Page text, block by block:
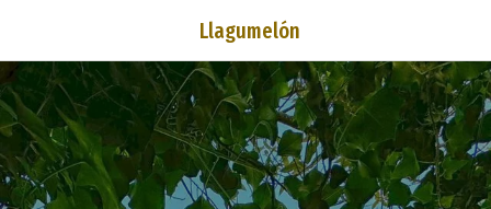
Llagumelón